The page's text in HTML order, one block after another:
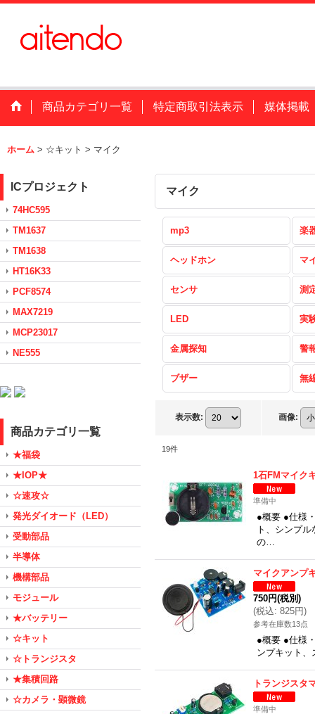
商品カテゴリ一覧 特定商取引法表示 媒体掲載
ホーム > ☆キット > マイク
ICプロジェクト
74HC595
TM1637
TM1638
HT16K33
PCF8574
MAX7219
MCP23017
NE555
商品カテゴリ一覧
★福袋
★IOP★
☆速攻☆
発光ダイオード（LED）
受動部品
半導体
機構部品
モジュール
★バッテリー
☆キット
☆トランジスタ
★集積回路
☆カメラ・顕微鏡
マイク
mp3 楽
ヘッドホン マ
センサ 測
LED 実
金属探知 警
ブザー 無
表示数: 画像:
19件
1石FMマイク
準備中
●概要 ●仕様
ト、シンプ
の…
マイクアンプ
750円(税別)
(税込: 825円)
参考在庫数13点
●概要 ●仕様
ンプキット
トランジスタ
準備中